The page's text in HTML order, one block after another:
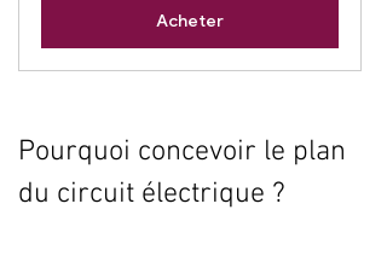
Acheter
Pourquoi concevoir le plan
du circuit électrique ?